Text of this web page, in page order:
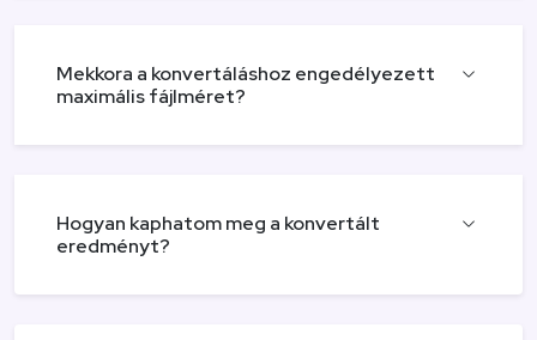
Mekkora a konvertáláshoz engedélyezett
maximális fájlméret?
Hogyan kaphatom meg a konvertált
eredményt?